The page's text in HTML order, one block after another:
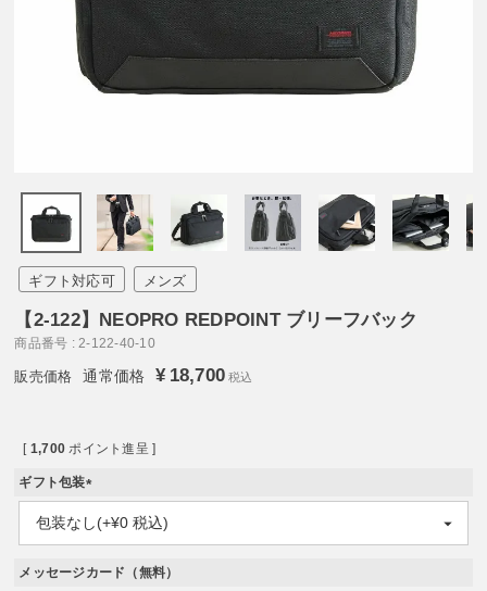
検索する
ギフト対応可 メンズ
【2-122】NEOPRO REDPOINT ブリーフバック
商品番号 2-122-40-10
通常価格 ¥ 18,700 税込
[ 1,700 ポイント進呈 ]
ギフト包装
(
必
須
メッセージカード（無料）